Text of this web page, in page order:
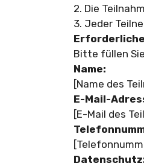
2. Die
3. Jeder
Bitte füllen
Name:
[Name des
E-Mail-
[E-Mail des